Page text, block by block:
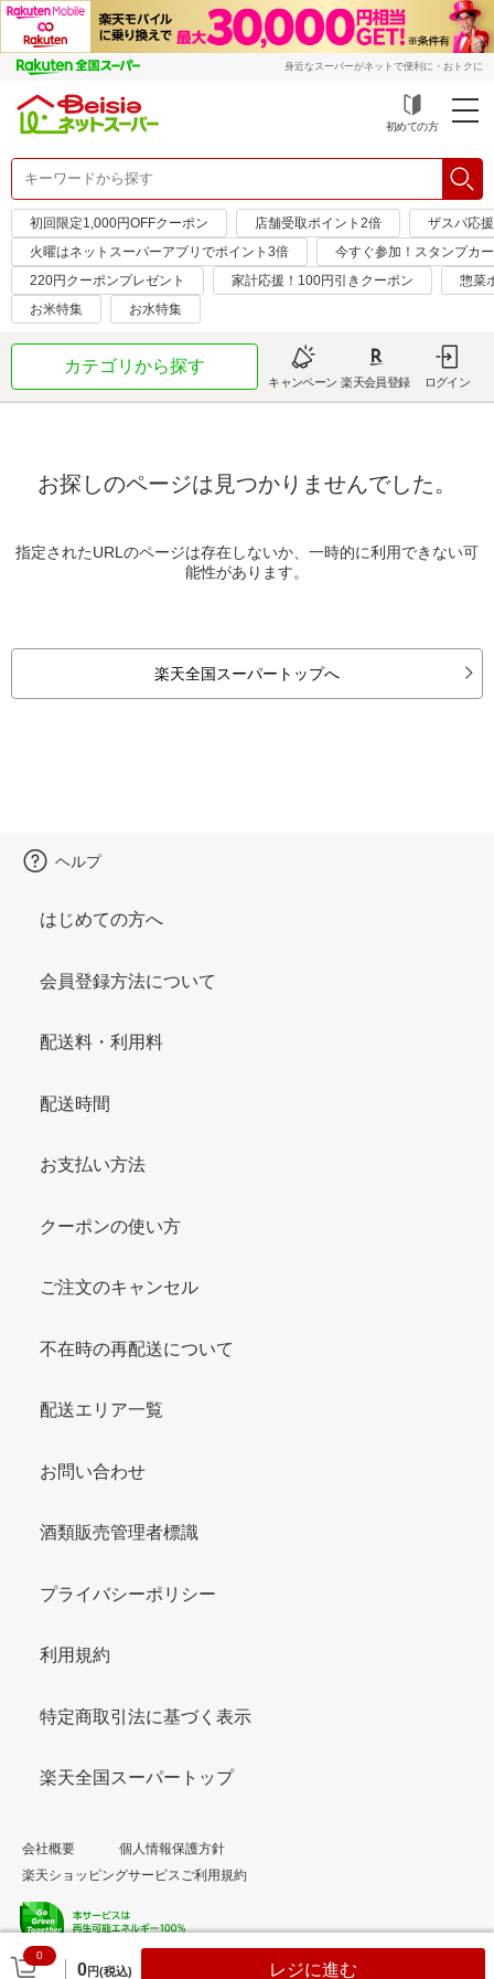
身近なスーパーがネットで便利に・おトクに
初めての方
初回限定1,000円OFFクーポン 店舗受取ポイント2倍
ザスパ応
火曜はネットスーパーアプリでポイント3倍
今すぐ参加！スタンプカ
220円クーポンプレゼント
家計応援！100円引きクーポン
惣菜
お米特集
お水特集
カテゴリから探す
キャンペーン 楽天会員登録 ログイン
お探しのページは見つかりませんでした。
指定されたURLのページは存在しないか、一時的に利用できない可
能性があります。
楽天全国スーパートップへ
0
0円(税込) レジに進む
ヘルプ
はじめての方へ
会員登録方法について
配送料・利用料
配送時間
お支払い方法
クーポンの使い方
ご注文のキャンセル
不在時の再配送について
配送エリア一覧
お問い合わせ
酒類販売管理者標識
プライバシーポリシー
利用規約
特定商取引法に基づく表示
楽天全国スーパートップ
会社概要
個人情報保護方針
楽天ショッピングサービスご利用規約
© Rakuten Group, Inc.